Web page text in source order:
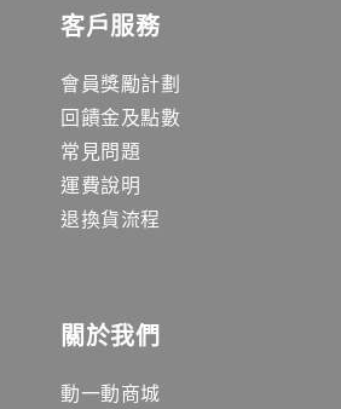
客戶服務
會員獎勵計劃
回饋金及點數
常見問題
運費說明
退換貨流程
關於我們
動一動商城